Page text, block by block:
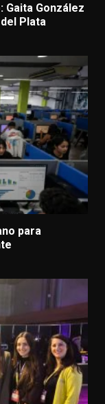
González
del Plata
para